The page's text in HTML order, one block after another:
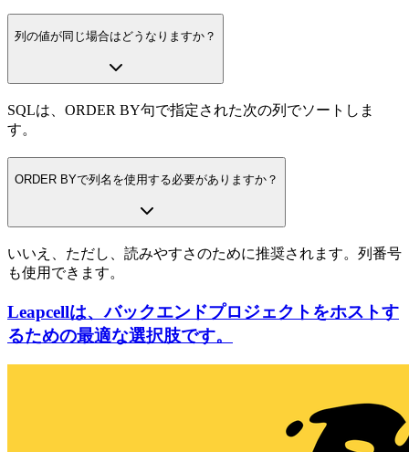
列の値が同じ場合はどうなりますか？
SQLは、ORDER BY句で指定された次の列でソートしま
す。
ORDER BYで列名を使用する必要がありますか？
いいえ、ただし、読みやすさのために推奨されます。列番号
も使用できます。
Leapcellは、バックエンドプロジェクトをホストす
るための最適な選択肢です。